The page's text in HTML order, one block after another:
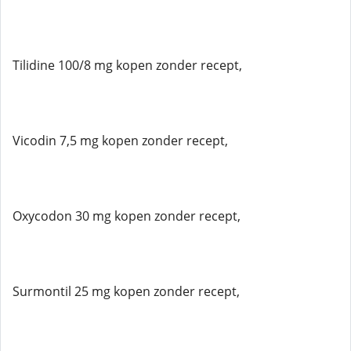
Tilidine 100/8 mg kopen zonder recept,
Vicodin 7,5 mg kopen zonder recept,
Oxycodon 30 mg kopen zonder recept,
Surmontil 25 mg kopen zonder recept,